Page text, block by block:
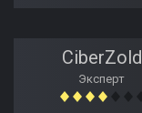
CiberZold
Эксперт